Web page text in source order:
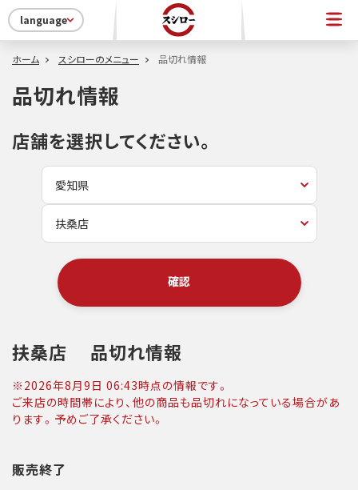
language
ホーム スシローのメニュー 品切れ情報
品切れ情報
店舗を選択してください。
確認
扶桑店 品切れ情報
※ 2026年8月9日 06:43時点の情報です。
ご来店の時間帯により、他の商品も品切れになっている場合があ
ります。予めご了承ください。
販売終了